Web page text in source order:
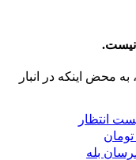
نیست.
محض اینکه در انبار
انتظار
بله